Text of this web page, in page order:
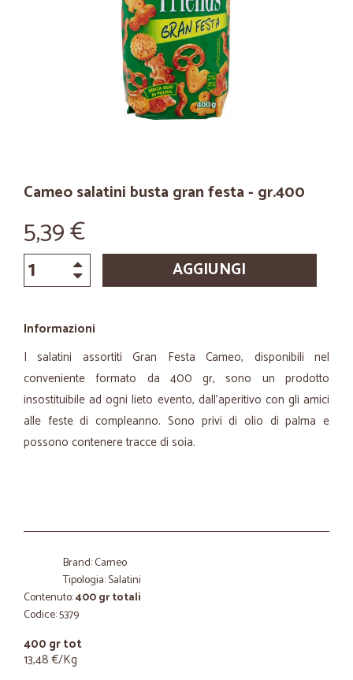
Cameo salatini busta gran festa - gr.400
5,39 €
AGGIUNGI
Informazioni
I salatini assortiti Gran Festa Cameo, disponibili nel
conveniente formato da 400 gr, sono un prodotto
insostituibile ad ogni lieto evento, dall'aperitivo con gli amici
alle feste di compleanno. Sono privi di olio di palma e
possono contenere tracce di soia.
Brand: Cameo
Tipologia: Salatini
Contenuto:400 gr totali
Codice: 5379
400 gr tot
13,48 €/Kg